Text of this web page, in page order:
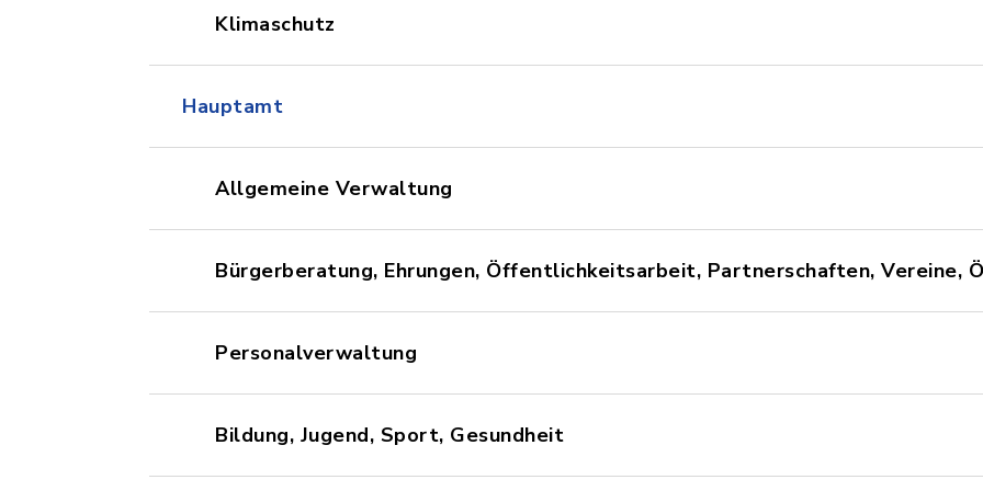
Klimaschutz
Hauptamt
Allgemeine Verwaltung
Bürgerberatung, Ehrungen, Öffentlichkeitsarbeit, Partnerschaften, Vereine,
Personalverwaltung
Bildung, Jugend, Sport, Gesundheit